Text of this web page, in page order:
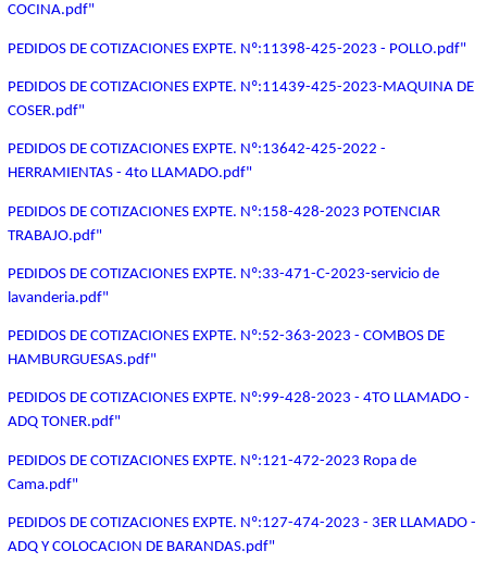
COCINA.pdf"
PEDIDOS DE COTIZACIONES EXPTE. Nº:11398-425-2023 - POLLO.pdf"
PEDIDOS DE COTIZACIONES EXPTE. Nº:11439-425-2023-MAQUINA DE
COSER.pdf"
PEDIDOS DE COTIZACIONES EXPTE. Nº:13642-425-2022 -
HERRAMIENTAS - 4to LLAMADO.pdf"
PEDIDOS DE COTIZACIONES EXPTE. Nº:158-428-2023 POTENCIAR
TRABAJO.pdf"
PEDIDOS DE COTIZACIONES EXPTE. Nº:33-471-C-2023-servicio de
lavanderia.pdf"
PEDIDOS DE COTIZACIONES EXPTE. Nº:52-363-2023 - COMBOS DE
HAMBURGUESAS.pdf"
PEDIDOS DE COTIZACIONES EXPTE. Nº:99-428-2023 - 4TO LLAMADO -
ADQ TONER.pdf"
PEDIDOS DE COTIZACIONES EXPTE. Nº:121-472-2023 Ropa de
Cama.pdf"
PEDIDOS DE COTIZACIONES EXPTE. Nº:127-474-2023 - 3ER LLAMADO -
ADQ Y COLOCACION DE BARANDAS.pdf"